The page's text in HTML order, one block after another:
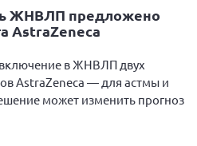
ЖНВЛП предложено
AstraZeneca
в ЖНВЛП двух
AstraZeneca — для астмы и
может изменить прогноз